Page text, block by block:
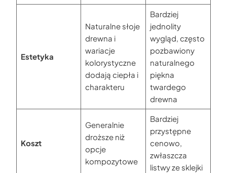
Estetyka
Naturalne słoje
drewna i
wariacje
kolorystyczne
dodają ciepła i
charakteru
Bardziej
jednolity
wygląd, często
pozbawiony
naturalnego
piękna
twardego
drewna
Koszt
Generalnie
droższe niż
opcje
kompozytowe
Bardziej
przystępne
cenowo,
zwłaszcza
listwy ze sklejki